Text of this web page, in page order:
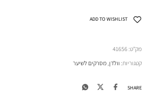
ADD TO WISHLIST
מק"ט: 41656
קטגוריות: וולדן, מסרקים לשיער
SHARE